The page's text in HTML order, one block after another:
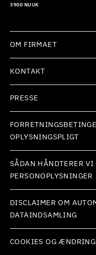
3900 NUUK
OM FIRMAET
KONTAKT
PRESSE
OPLYSNINGSPLIGT
SÅDAN HÅNDTERER VI
PERSONOPLYSNINGER
DISCLAIMER OM
DATAINDSAMLING
COOKIES OG